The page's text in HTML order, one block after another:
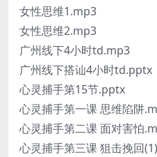
女性思维1.mp3
女性思维2.mp3
广州线下4小时td.mp3
广州线下搭讪4小时td.pptx
心灵捕手第15节.pptx
心灵捕手第一课 思维陷阱
心灵捕手第二课 面对害怕
心灵捕手第三课 狙击挽回